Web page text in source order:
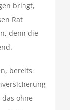
bringt,
Rat
denn die
bereits
ohne